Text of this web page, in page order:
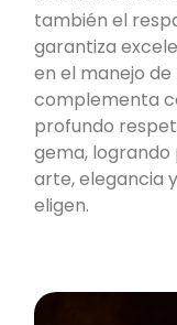
también el
garantiza
en el manejo
complementa
profundo
gema, logrando
arte, elegancia
eligen.